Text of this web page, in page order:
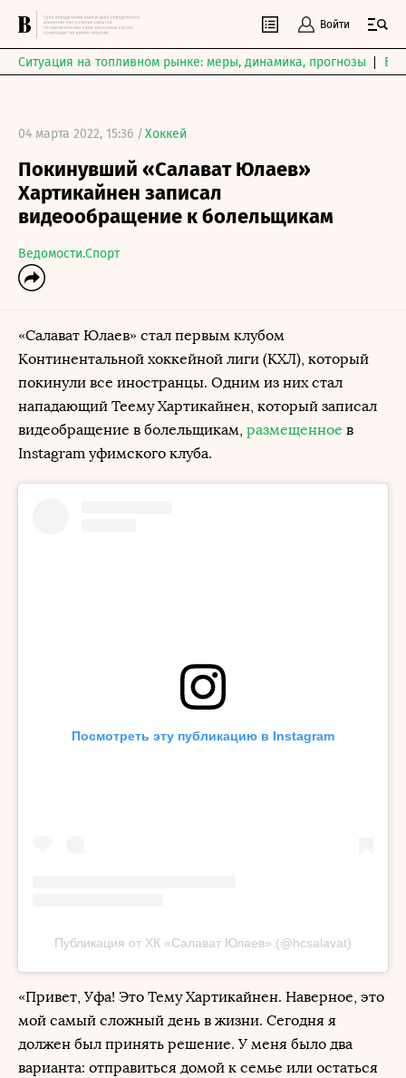
Войти
Ситуация на топливном рынке: меры, динамика, прогнозы
04 марта 2022, 15:36 /Хоккей
Покинувший «Салават Юлаев»
Хартикайнен записал
видеообращение к болельщикам
Ведомости.Спорт
«Салават Юлаев» стал первым клубом
Континентальной хоккейной лиги (КХЛ), который
покинули все иностранцы. Одним из них стал
нападающий Теему Хартикайнен, который записал
видеобращение в болельщикам, размещенное в
Instagram уфимского клуба.
Посмотреть эту публикацию в Instagram
Публикация от ХК «Салават Юлаев» (@hcsalavat)
«Привет, Уфа! Это Тему Хартикайнен. Наверное, это
мой самый сложный день в жизни. Сегодня я
должен был принять решение. У меня было два
варианта: отправиться домой к семье или остаться